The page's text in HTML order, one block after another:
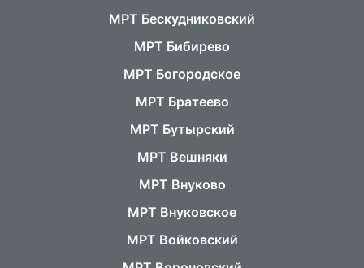
МРТ Бескудниковский
МРТ Бибирево
МРТ Богородское
МРТ Братеево
МРТ Бутырский
МРТ Вешняки
МРТ Внуково
МРТ Внуковское
МРТ Войковский